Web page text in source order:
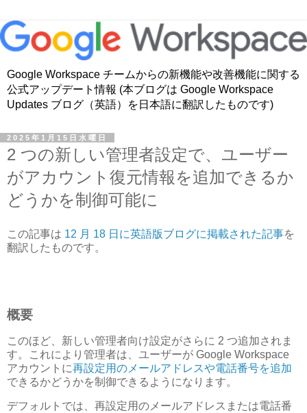
Google Workspace チームからの新機能や改善機能に関する
公式アップデート情報 (本ブログは Google Workspace
Updates ブログ（英語）を日本語に翻訳したものです)
2025年1月15日水曜日
2 つの新しい管理者設定で、ユーザー
がアカウント復元情報を追加できるか
どうかを制御可能に
この記事は 12 月 18 日に英語版ブログに掲載された記事を
翻訳したものです。
概要
このほど、新しい管理者向け設定がさらに 2 つ追加されま
す。これにより管理者は、ユーザーが Google Workspace
アカウントに再設定用のメールアドレスや電話番号を追加
できるかどうかを制御できるようになります。
デフォルトでは、再設定用のメールアドレスまたは電話番